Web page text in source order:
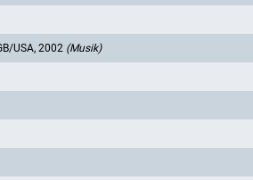
USA, 2002 (Musik)